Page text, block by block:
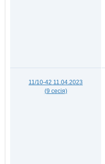
11/10-42 11.04.2023
(9 сесія)